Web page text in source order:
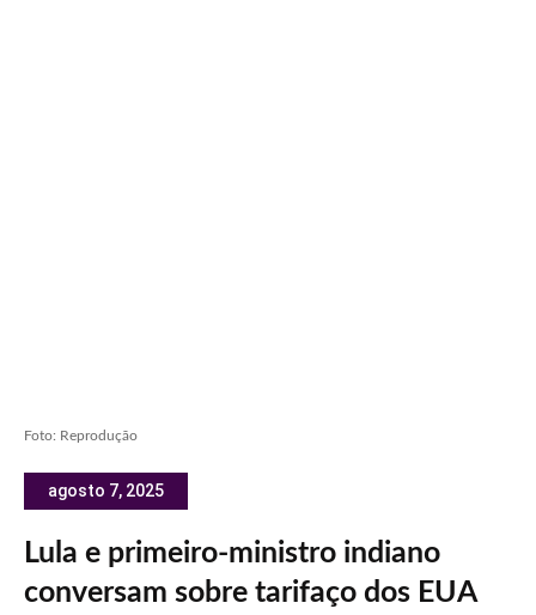
Foto: Reprodução
agosto 7, 2025
Lula e primeiro-ministro indiano
conversam sobre tarifaço dos EUA